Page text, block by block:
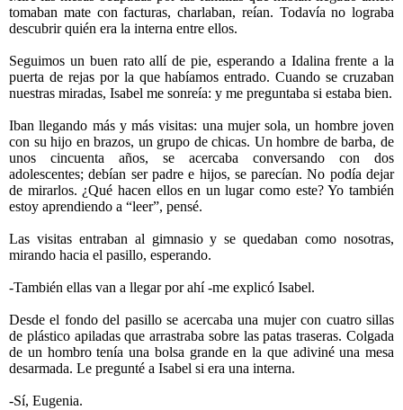
tomaban mate con facturas, charlaban, reían. Todavía no lograba
descubrir quién era la interna entre ellos.
Seguimos un buen rato allí de pie, esperando a Idalina frente a la
puerta de rejas por la que habíamos entrado. Cuando se cruzaban
nuestras miradas, Isabel me sonreía: y me preguntaba si estaba bien.
Iban llegando más y más visitas: una mujer sola, un hombre joven
con su hijo en brazos, un grupo de chicas. Un hombre de barba, de
unos cincuenta años, se acercaba conversando con dos
adolescentes; debían ser padre e hijos, se parecían. No podía dejar
de mirarlos. ¿Qué hacen ellos en un lugar como este? Yo también
estoy aprendiendo a “leer”, pensé.
Las visitas entraban al gimnasio y se quedaban como nosotras,
mirando hacia el pasillo, esperando.
-También ellas van a llegar por ahí -me explicó Isabel.
Desde el fondo del pasillo se acercaba una mujer con cuatro sillas
de plástico apiladas que arrastraba sobre las patas traseras. Colgada
de un hombro tenía una bolsa grande en la que adiviné una mesa
desarmada. Le pregunté a Isabel si era una interna.
-Sí, Eugenia.